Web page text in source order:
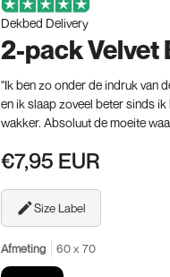
Dekbed Delivery
2-pack Velvet
"Ik ben zo onder de indruk van
en ik slaap zoveel beter sinds
wakker. Absoluut de moeite
€7,95 EUR
Size Label
Afmeting 60 x 70